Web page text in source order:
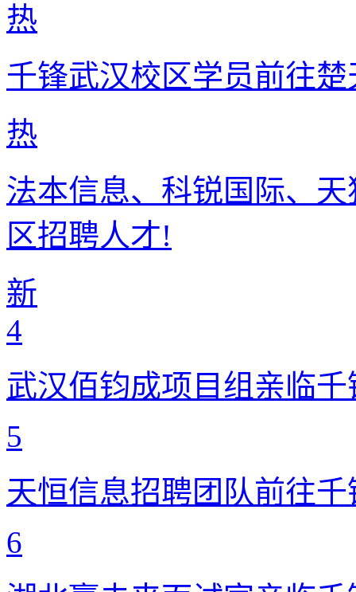
热
千锋武汉校区学员前往
热
法本信息、科锐国际、
区招聘人才!
新
4
武汉佰钧成项目组亲临
5
天恒信息招聘团队前往
6